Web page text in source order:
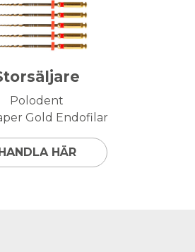
Polodent
Gold Endofilar
HÄR